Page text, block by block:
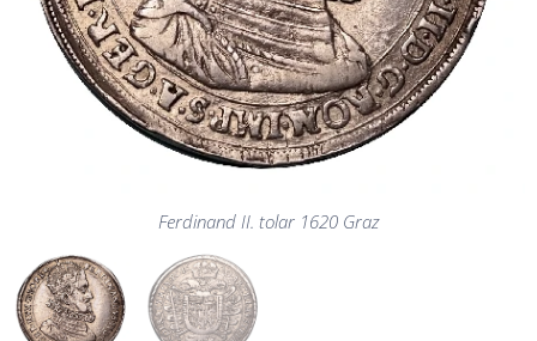
Ferdinand II. tolar 1620 Graz
Ferdinand II. tolar 1620 Graz